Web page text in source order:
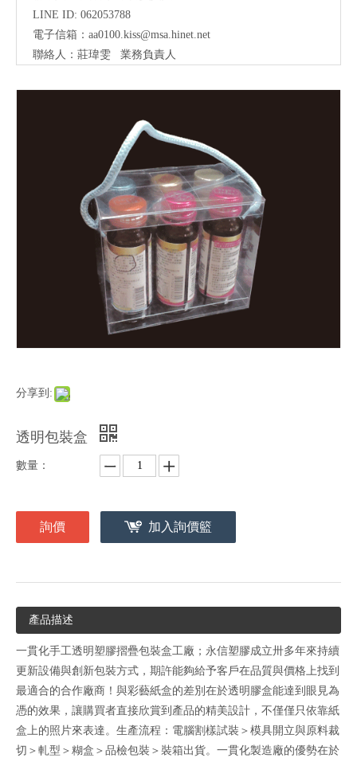
LINE ID: 062053788
電子信箱： aa0100.kiss@msa.hinet.net
聯絡人：莊瑋雯 業務負責人
分享到:
透明包裝盒
數量：
詢價 加入詢價籃
產品描述
一貫化手工透明塑膠摺疊包裝盒工廠；永信塑膠成立卅多年來持續
更新設備與創新包裝方式，期許能夠給予客戶在品質與價格上找到
最適合的合作廠商！與彩藝紙盒的差別在於透明膠盒能達到眼見為
憑的效果，讓購買者直接欣賞到產品的精美設計，不僅僅只依靠紙
盒上的照片來表達。生產流程：電腦割樣試裝＞模具開立與原料裁
切＞軋型＞糊盒＞品檢包裝＞裝箱出貨。一貫化製造廠的優勢在於